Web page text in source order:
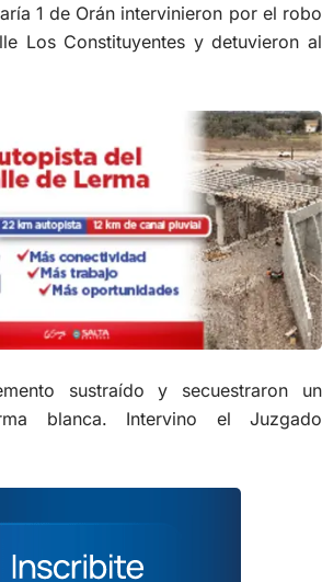
1 de Orán intervinieron por el robo
Los Constituyentes y detuvieron al
sustraído y secuestraron un
blanca. Intervino el Juzgado